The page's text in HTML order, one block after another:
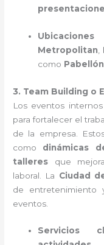
Metropolitan
como
3. Team Building o
Los eventos
para fortalecer el
de la empresa.
como dinámicas
talleres que
laboral. La Ciudad
de entretenimiento
eventos.
Servicios